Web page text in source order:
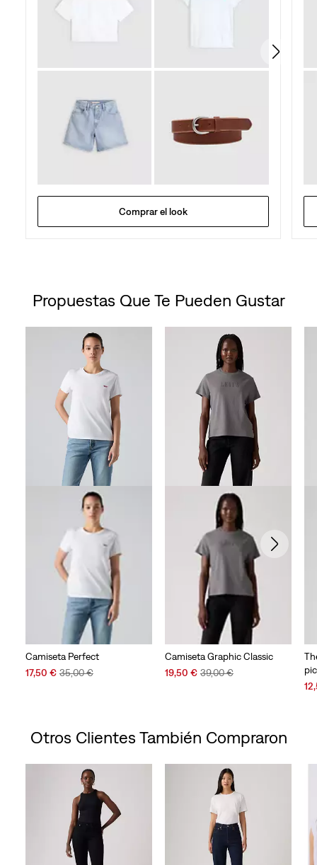
reseñas
Comprar el look
Propuestas Que Te Pueden Gustar
Camiseta Perfect
Sale
17,50 €Original
35,00 €
Camiseta Graphic Classic
Sale
19,50 € Original
39,00 €
Otros Clientes También Compraron